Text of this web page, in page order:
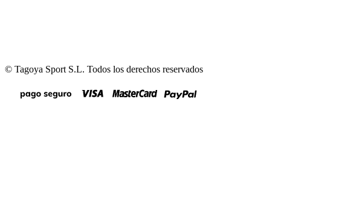
© Tagoya Sport S.L. Todos los derechos reservados